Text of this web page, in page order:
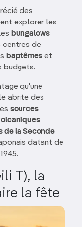
des
explorer les
bungalows
centres de
baptêmes et
budgets.
qu'une
abrite des
sources
de la Seconde
datant de
T), la
la fête